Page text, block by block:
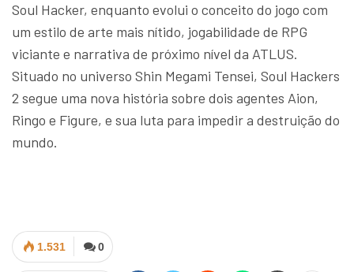
Soul Hacker, enquanto evolui o conceito do jogo com
um estilo de arte mais nítido, jogabilidade de RPG
viciante e narrativa de próximo nível da ATLUS.
Situado no universo Shin Megami Tensei, Soul Hackers
2 segue uma nova história sobre dois agentes Aion,
Ringo e Figure, e sua luta para impedir a destruição do
mundo.
0
1.531